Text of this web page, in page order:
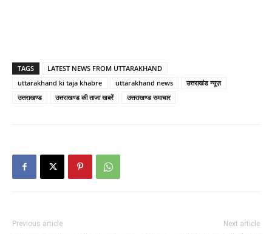
TAGS
LATEST NEWS FROM UTTARAKHAND
uttarakhand ki taja khabre
uttarakhand news
उत्तराखंड न्यूज़
उत्तराखण्ड
उत्तराखण्ड की ताजा खबरें उत्तराखण्ड समाचार
Previous article Next article